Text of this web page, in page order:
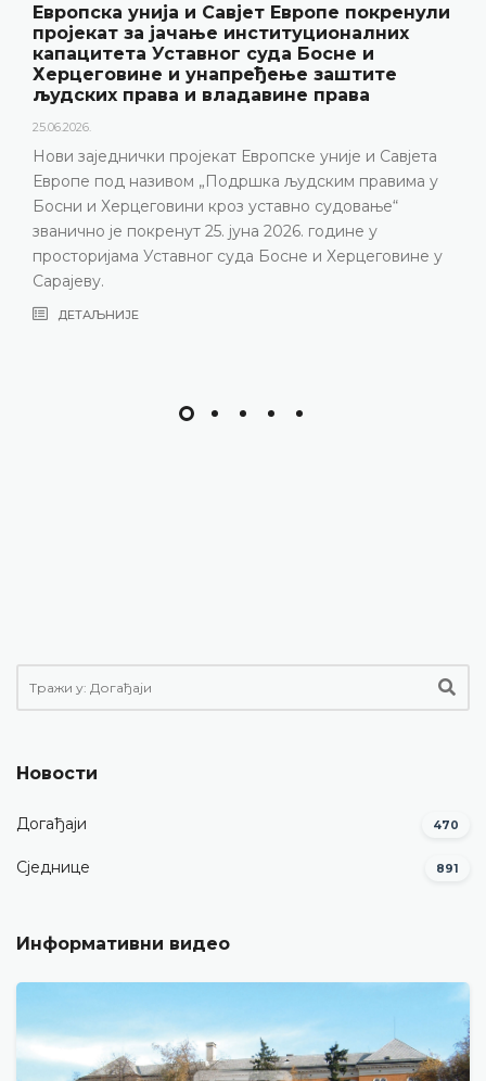
покренули
и
и Савјета
правима у
у
у
Уставни суд БиХ
резултате рада и нову
„Годишњак“
18.05.2026.
представљени релевантна
резултати рада Уставног суда у
изазови с којима се Уставни суд
година, нарочито због
састава
Новости
Догађаји 470
Сједнице 891
Информативни видео